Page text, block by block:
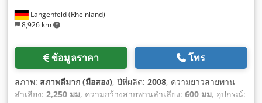
Langenfeld (Rheinland)
8,926 km
ข้อมูลราคา โทร
สภาพ: สภาพดีมาก (มือสอง), ปีที่ผลิต: 2008, ความยาวสายพาน
ลำเลียง: 2,250 มม, ความกว้างสายพานลำเลียง: 600 มม, อุปกรณ์: